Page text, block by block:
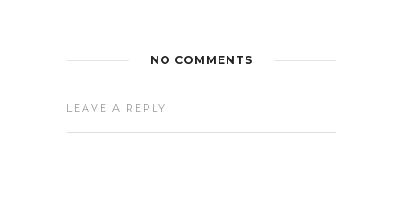
NO COMMENTS
LEAVE A REPLY